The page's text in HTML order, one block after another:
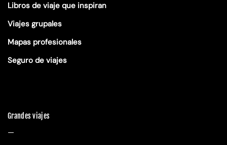
Libros de viaje que inspiran
Viajes grupales
Mapas profesionales
Seguro de viajes
Grandes viajes
—